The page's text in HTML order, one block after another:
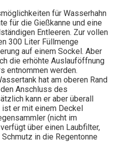
für Wasserhahn
für die Gießkanne und eine
Entleeren. Zur vollen
300 Liter Füllmenge
auf einem Sockel. Aber
die erhöhte Auslauföffnung
entnommen werden.
hat am oberen Rand
Anschluss des
kann er aber überall
er mit einem Deckel
(nicht im
über einen Laubfilter,
in die Regentonne